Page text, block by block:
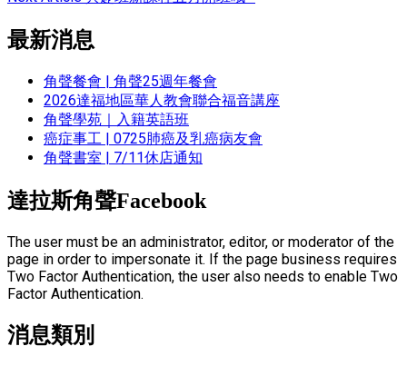
最新消息
角聲餐會 | 角聲25週年餐會
2026達福地區華人教會聯合福音講座
角聲學苑｜入籍英語班
癌症事工 | 0725肺癌及乳癌病友會
角聲書室 | 7/11休店通知
達拉斯角聲Facebook
The user must be an administrator, editor, or moderator of the
page in order to impersonate it. If the page business requires
Two Factor Authentication, the user also needs to enable Two
Factor Authentication.
消息類別